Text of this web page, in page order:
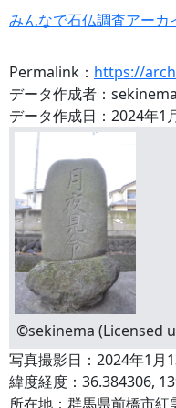
みんなで石仏調査アーカ
Permalink： https://
データ作成者：sekinema
データ作成日：2024年1
©sekinema (Licensed
写真撮影日：2024年1月
緯度経度：36.384306,
所在地：群馬県前橋市紅